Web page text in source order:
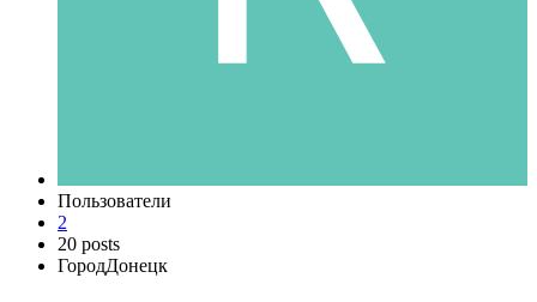
Пользователи
2
20 posts
ГородДонецк